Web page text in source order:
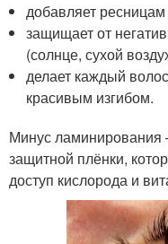
добавляет
защищает от
(солнце, сухой
делает каждый
красивым изгибом.
Минус ламинирования
защитной плёнки,
доступ кислорода и